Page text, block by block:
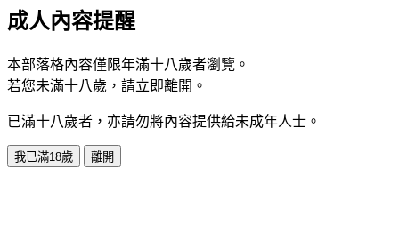
成人內容提醒
本部落格內容僅限年滿十八歲者瀏覽。
若您未滿十八歲，請立即離開。
已滿十八歲者，亦請勿將內容提供給未成年人士。
我已滿18歲 離開